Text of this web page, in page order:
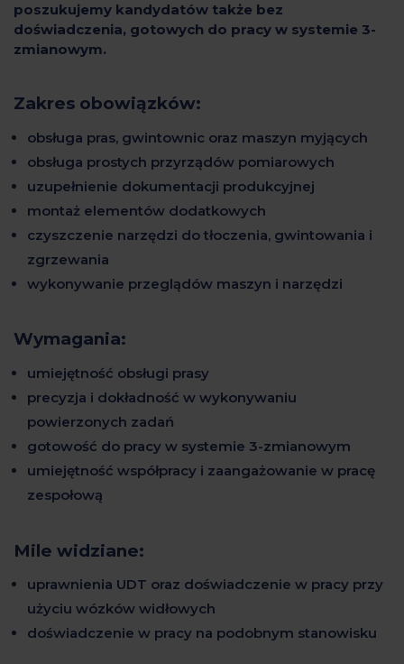
poszukujemy kandydatów także bez
doświadczenia, gotowych do pracy w systemie 3-
zmianowym.
Zakres obowiązków:
obsługa pras, gwintownic oraz maszyn myjących
obsługa prostych przyrządów pomiarowych
uzupełnienie dokumentacji produkcyjnej
montaż elementów dodatkowych
czyszczenie narzędzi do tłoczenia, gwintowania i
zgrzewania
wykonywanie przeglądów maszyn i narzędzi
Wymagania:
umiejętność obsługi prasy
precyzja i dokładność w wykonywaniu
powierzonych zadań
gotowość do pracy w systemie 3-zmianowym
umiejętność współpracy i zaangażowanie w pracę
zespołową
Mile widziane:
uprawnienia UDT oraz doświadczenie w pracy przy
użyciu wózków widłowych
doświadczenie w pracy na podobnym stanowisku